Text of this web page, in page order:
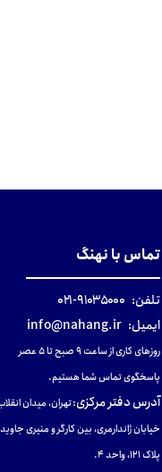
تماس با نهنگ
تلفن: ۹۱۰۳۵۰۰۰-۰۲۱
ایمیل: info@nahang.ir
روزهای کاری از ساعت ۹ صبح تا ۵ عصر
پاسخگوی تماس شما هستیم.
آدرس دفتر مرکزی:تهران، میدان
خیابان ژاندارمری، بین کارگر و منیری
پلاک 121، واحد ۴.